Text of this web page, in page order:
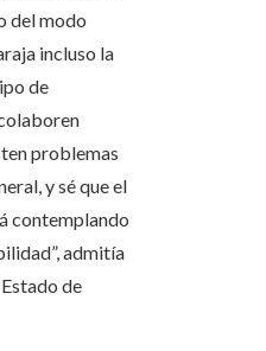
del modo
incluso la
de
problemas
y sé que el
contemplando
admitía
de